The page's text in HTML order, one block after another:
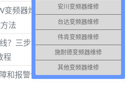
变频器炸模块，
法
？三步实操法分清
程
和报警详解
安川变频器维修
台达变频器维修
伟肯变频器维修
施耐德变频器维修
其他变频器维修